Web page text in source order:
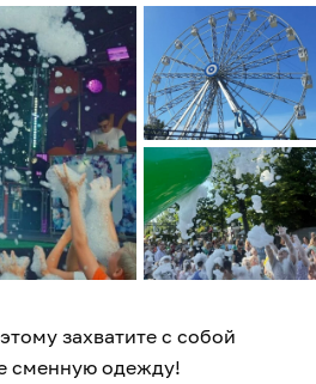
захватите с собой
сменную одежду!